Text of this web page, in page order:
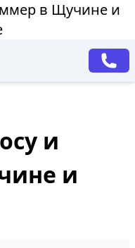
в Щучине и
и
и